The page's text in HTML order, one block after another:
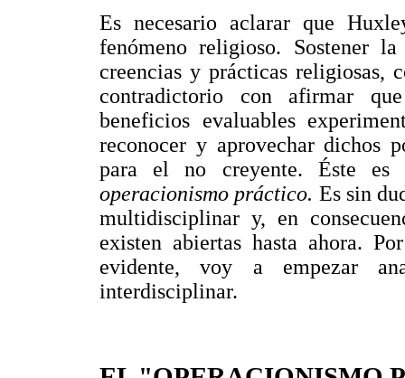
Es necesario aclarar que
fenómeno religioso. Sostener
creencias y prácticas religiosas,
contradictorio con afirmar
beneficios evaluables
reconocer y aprovechar dichos
para el no creyente. Éste
operacionismo práctico. Es sin
multidisciplinar y, en
existen abiertas hasta ahora.
evidente, voy a empezar
interdisciplinar.